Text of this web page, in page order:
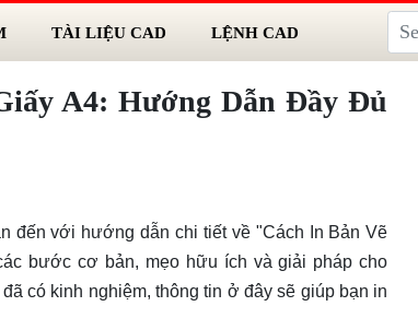
TÀI LIỆU CAD LỆNH CAD
A4: Hướng Dẫn Đầy Đủ
đến với hướng dẫn chi tiết về "Cách In Bản Vẽ
bước cơ bản, mẹo hữu ích và giải pháp cho
có kinh nghiệm, thông tin ở đây sẽ giúp bạn in